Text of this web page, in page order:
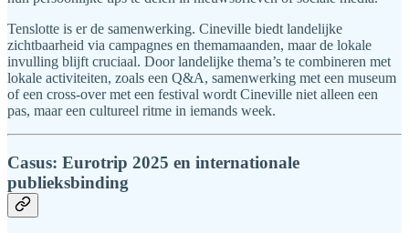
Tenslotte is er de samenwerking. Cineville biedt landelijke
zichtbaarheid via campagnes en themamaanden, maar de lokale
invulling blijft cruciaal. Door landelijke thema’s te combineren met
lokale activiteiten, zoals een Q&A, samenwerking met een museum
of een cross-over met een festival wordt Cineville niet alleen een
pas, maar een cultureel ritme in iemands week.
Casus: Eurotrip 2025 en internationale
publieksbinding